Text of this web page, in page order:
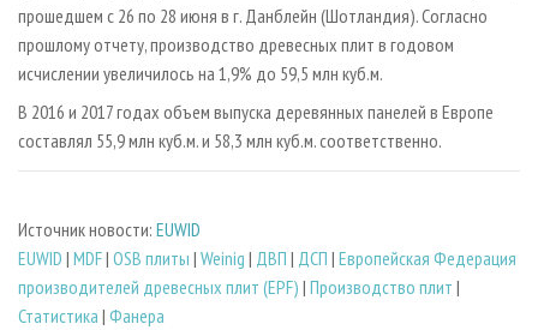
прошедшем с 26 по 28 июня в г. Данблейн (Шотландия). Согласно
прошлому отчету, производство древесных плит в годовом
исчислении увеличилось на 1,9% до 59,5 млн куб.м.
В 2016 и 2017 годах объем выпуска деревянных панелей в Европе
составлял 55,9 млн куб.м. и 58,3 млн куб.м. соответственно.
Источник новости: EUWID
EUWID | MDF| OSB плиты | Weinig | ДВП | ДСП | Европейская Федерация
производителей древесных плит (EPF) | Производство плит |
Статистика | Фанера